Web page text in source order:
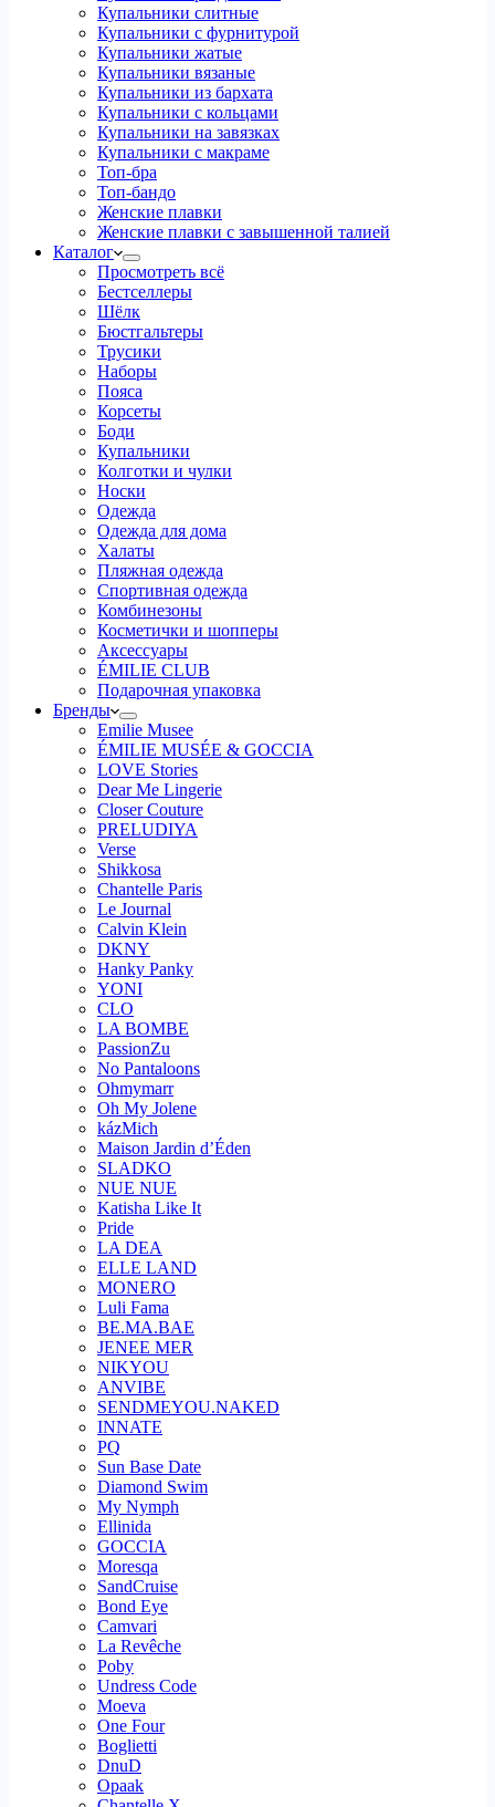
Купальники слитные
Купальники с фурнитурой
Купальники жатые
Купальники вязаные
Купальники из бархата
Купальники с кольцами
Купальники на завязках
Купальники с макраме
Топ-бра
Топ-бандо
Женские плавки
Женские плавки с завышенной талией
Каталог
Просмотреть всё
Бестселлеры
Шёлк
Бюстгальтеры
Трусики
Наборы
Пояса
Корсеты
Боди
Купальники
Колготки и чулки
Носки
Одежда
Одежда для дома
Халаты
Пляжная одежда
Спортивная одежда
Комбинезоны
Косметички и шопперы
Аксессуары
ÉMILIE CLUB
Подарочная упаковка
Бренды
Emilie Musee
ÉMILIE MUSÉE & GOCCIA
LOVE Stories
Dear Me Lingerie
Closer Couture
PRELUDIYA
Verse
Shikkosa
Chantelle Paris
Le Journal
Calvin Klein
DKNY
Hanky Panky
YONI
CLO
LA BOMBE
PassionZu
No Pantaloons
Ohmymarr
Oh My Jolene
kázMich
Maison Jardin d’Éden
SLADKO
NUE NUE
Katisha Like It
Pride
LA DEA
ELLE LAND
MONERO
Luli Fama
BE.MA.BAE
JENEE MER
NIKYOU
ANVIBE
SENDMEYOU.NAKED
INNATE
PQ
Sun Base Date
Diamond Swim
My Nymph
Ellinida
GOCCIA
Moresqa
SandCruise
Bond Eye
Camvari
La Revêche
Poby
Undress Code
Moeva
One Four
Boglietti
DnuD
Opaak